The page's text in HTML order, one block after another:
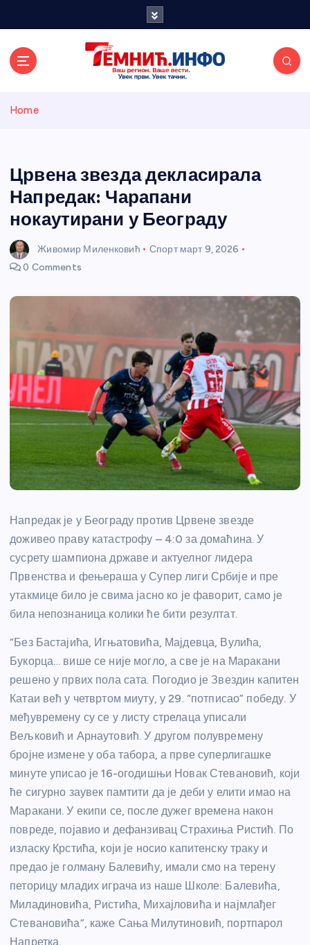
и портал
Home
Црвена звезда декласирала
Напредак: Чарапани
нокаутирани у Београду
Живомир Миленковић Спорт март 9, 2026
0 Comments
Напредак је у Београду против Црвене звезде
доживео праву катастрофу – 4:0 за домаћина. У
сусрету шампиона државе и актуелног лидера
Првенства и фењераша у Супер лиги Србије и пре
утакмице било је свима јасно ко је фаворит, само је
била непознаница колики ће бити резултат.
“Без Бастајића, Игњатовића, Мајдевца, Вулића,
Букорца… више се није могло, а све је на Маракани
решено у првих пола сата. Погодио је Звездин капитен
Катаи већ у четвртом миуту, у 29. “потписао” победу. У
међувремену су се у листу стрелаца уписали
Вељковић и Арнаутовић. У другом полувремену
бројне измене у оба табора, а прве суперлигашке
минуте уписао је 16-огодишњи Новак Стевановић, који
ће сигурно заувек памтити да је деби у елити имао на
Маракани. У екипи се, после дужег времена након
повреде, појавио и дефанзивац Страхиња Ристић. По
изласку Крстића, који је носио капитенску траку и
предао је голману Балевићу, имали смо на терену
петорицу младих играча из наше Школе: Балевића,
Миладиновића, Ристића, Михајловића и најмлађег
Стевановића”, каже Сања Милутиновић, портпарол
Напретка.